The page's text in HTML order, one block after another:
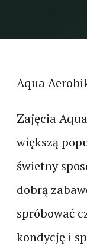
Aqua
Zajęcia
większą
świetny
dobrą
spróbować
kondycję i